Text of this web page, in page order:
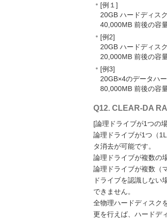
[例１]
20GB ハードディス
40,000MB 前後の容
[例2]
20GB ハードディス
20,000MB 前後の容
[例3]
20GB×4のデータハ
80,000MB 前後の容
Q12. CLEAR-DA
[論理ドライブが1つの
論理ドライブが1つ（
タ消去が可能です。
論理ドライブが複数の
論理ドライブが複数（
ドライブを認識しない
できません。
全物理ハードディスク
更を行えば、ハードデ